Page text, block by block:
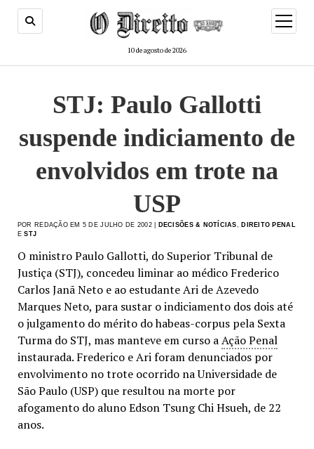
10 de agosto de 2026
menu
de
STJ: Paulo Gallotti
suspende indiciamento de
envolvidos em trote na
USP
POR REDAÇÃO EM 5 DE JULHO DE 2002 | DECISÕES & NOTÍCIAS
DIREITO PENAL
ESTJ
O ministro Paulo Gallotti, do Superior Tribunal de
Justiça (STJ), concedeu liminar ao médico Frederico
Carlos Janã Neto e ao estudante Ari de Azevedo
Marques Neto, para sustar o indiciamento dos dois até
o julgamento do mérito do habeas-corpus pela Sexta
Turma do STJ, mas manteve em curso aAção Penal
instaurada. Frederico e Ari foram denunciados por
envolvimento no trote ocorrido na Universidade de
São Paulo (USP) que resultou na morte por
afogamento do aluno Edson Tsung Chi Hsueh, de 22
anos.